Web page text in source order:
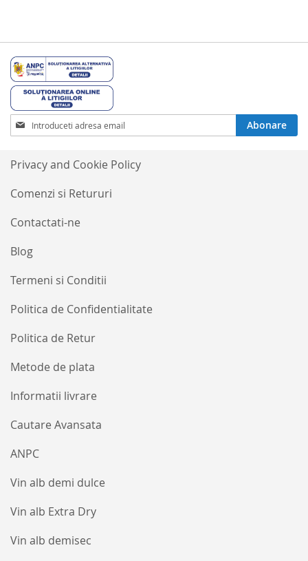
Termeni si Conditii
Politica de Confidentialitate
Politica de Retur
Metode de plata
Informatii livrare
Cautare Avansata
ANPC
Vin alb demi dulce
Vin alb Extra Dry
Vin alb demisec
Privacy and Cookie Policy
Comenzi si Retururi
Contactati-ne
Blog
Inscrieti-
va
Buletinele
noastre
informative
Abonare